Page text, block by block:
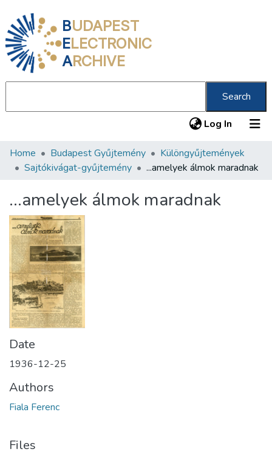
BUDAPEST
ELECTRONIC
ARCHIVE
Search
Log In (current)
Communities & Collections
Statistics
About us
Home Budapest Gyűjtemény
Különgyűjtemények
Sajtókivágat-gyűjtemény
...amelyek álmok maradnak
...amelyek álmok maradnak
Date
1936-12-25
Authors
Fiala Ferenc
Files